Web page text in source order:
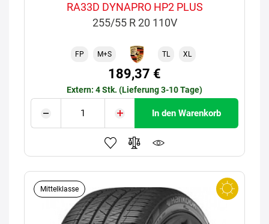
RA33D DYNAPRO HP2 PLUS
255/55 R 20 110V
FP M+S TL XL
189,37 €
Extern: 4 Stk. (Lieferung 3-10 Tage)
In den Warenkorb
Mittelklasse